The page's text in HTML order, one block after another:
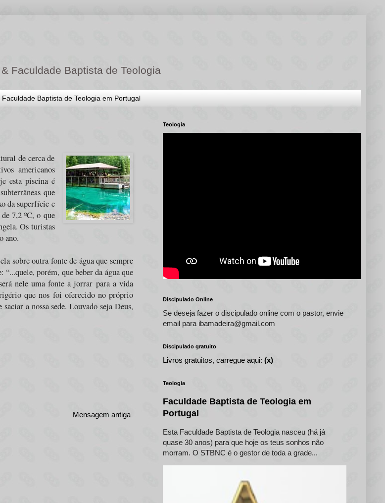
Faculdade Baptista de Teologia
Faculdade Baptista de Teologia em Portugal
de cerca de
americanos
esta piscina é
que
da superfície e
7,2 ºC, o que
Os turistas
ano.
sobre outra fonte de água que sempre
porém, que beber da água que
nele uma fonte a jorrar para a vida
que nos foi oferecido no próprio
a nossa sede. Louvado seja Deus,
Mensagem antiga
Teologia
Discipulado Online
Se deseja fazer o discipulado online com o pastor, envie
email para ibamadeira@gmail.com
Discipulado gratuito
Livros gratuitos, carregue aqui: (x)
Teologia
Faculdade Baptista de Teologia em
Portugal
Esta Faculdade Baptista de Teologia nasceu (há já
quase 30 anos) para que hoje os teus sonhos não
morram. O STBNC é o gestor de toda a grade...